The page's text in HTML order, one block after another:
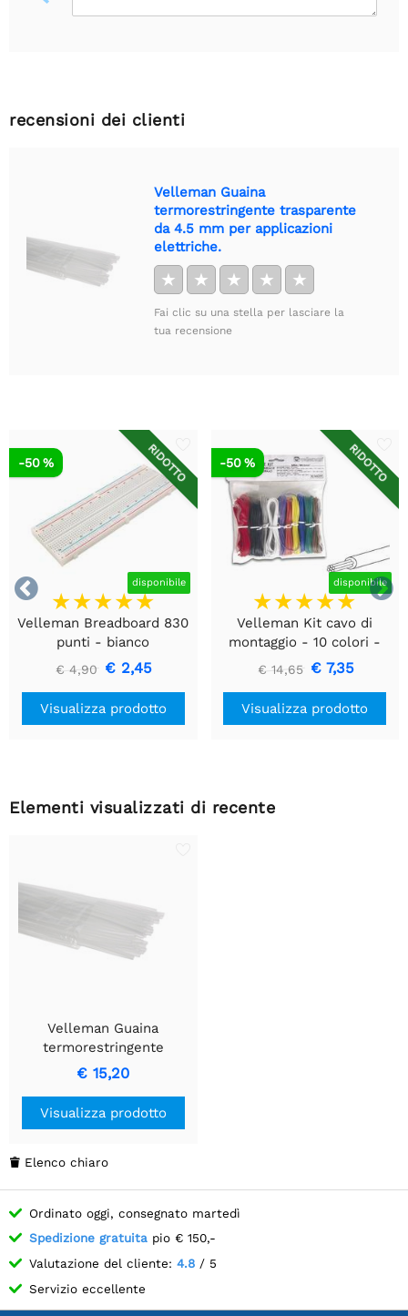
recensioni dei clienti
Velleman Guaina
termorestringente trasparente
da 4.5 mm per applicazioni
elettriche.
★ ★ ★ ★ ★
Fai clic su una stella per lasciare la
tua recensione


RIDOTTO
disponibile
-50 %
Velleman Breadboard 830
punti - bianco
€ 4,90 € 2,45
Visualizza prodotto
RIDOTTO
disponibile
-50 %
Velleman Kit cavo di
montaggio - 10 colori -
60m - multipolare
€ 14,65 € 7,35
Visualizza prodotto
Elementi visualizzati di recente
Velleman Guaina
termorestringente
trasparente da 4.5 mm
per applicazioni elettriche.
€ 15,20
Visualizza prodotto
 Elenco chiaro
Ordinato oggi, consegnato martedì
Spedizione gratuita pio € 150,-
Valutazione del cliente: 4.8 / 5
Servizio eccellente